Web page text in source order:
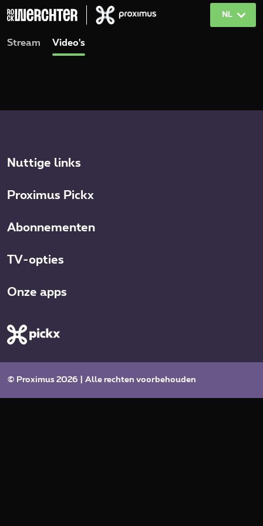
NL
Stream Video's
Nuttige links
Proximus Pickx
Abonnementen
TV-opties
Onze apps
© Proximus 2026 | Alle rechten voorbehouden